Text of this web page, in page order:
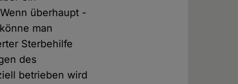
überhaupt -
man
Sterbehilfe
des
betrieben wird